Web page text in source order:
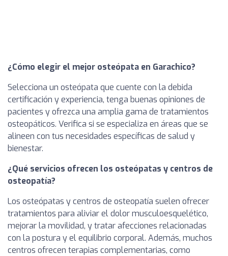
¿Cómo elegir el mejor osteópata en Garachico?
Selecciona un osteópata que cuente con la debida
certificación y experiencia, tenga buenas opiniones de
pacientes y ofrezca una amplia gama de tratamientos
osteopáticos. Verifica si se especializa en áreas que se
alineen con tus necesidades específicas de salud y
bienestar.
¿Qué servicios ofrecen los osteópatas y centros de
osteopatía?
Los osteópatas y centros de osteopatía suelen ofrecer
tratamientos para aliviar el dolor musculoesquelético,
mejorar la movilidad, y tratar afecciones relacionadas
con la postura y el equilibrio corporal. Además, muchos
centros ofrecen terapias complementarias, como